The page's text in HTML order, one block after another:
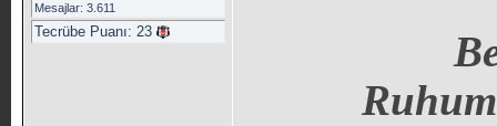
Mesajlar: 3.611
Tecrübe Puanı: 23